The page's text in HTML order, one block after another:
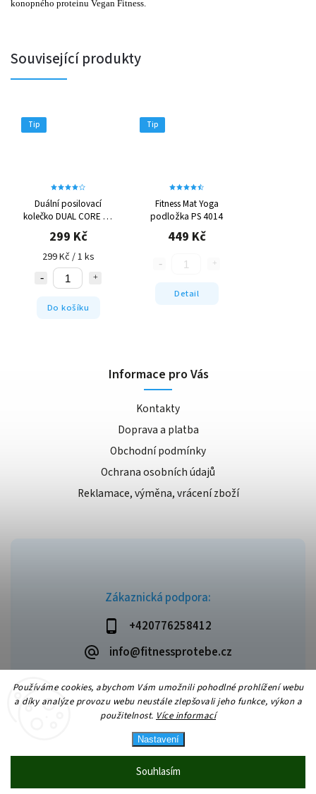
Používáme cookies, abychom Vám umožnili pohodlné prohlížení webu
a díky analýze provozu webu neustále zlepšovali jeho funkce, výkon a
použitelnost. Více informací
Nastavení
Souhlasím
konopného proteinu Vegan Fitness.
Související produkty
Tip
Duální posilovací
kolečko DUAL CORE PS
4042
299 Kč
299 Kč / 1 ks
Do košíku
Tip
Fitness Mat Yoga
podložka PS 4014
449 Kč
Detail
Zákaznická podpora:
+420776258412
info@fitnessprotebe.cz
Informace pro Vás
Kontakty
Doprava a platba
Obchodní podmínky
Ochrana osobních údajů
Reklamace, výměna, vrácení zboží
Copyright 2026Fitnessprotebe.cz. Všechna práva vyhrazena.
VytvořilShoptet| Design